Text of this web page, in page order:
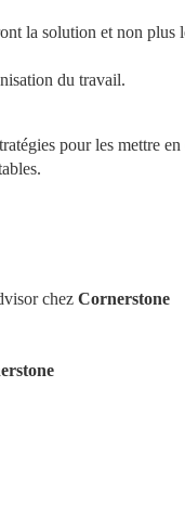
la solution et non plus
du travail.
pour les mettre
chez Cornerstone